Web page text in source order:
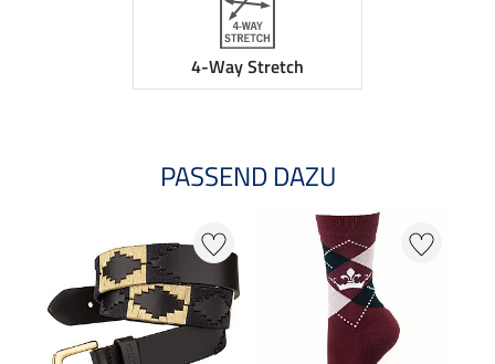
4-Way Stretch
PASSEND DAZU